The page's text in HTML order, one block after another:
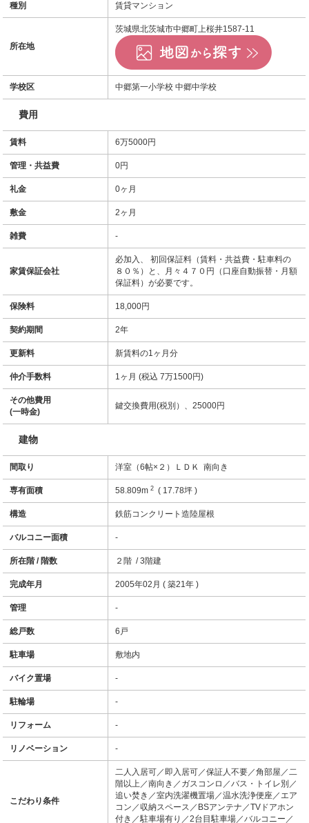
種別 賃貸マンション
所在地
茨城県北茨城市中郷町上桜井1587-11
学校区 中郷第一小学校 中郷中学校
費用
賃料 6万5000円
管理・共益費 0円
礼金 0ヶ月
敷金 2ヶ月
雑費 -
家賃保証会社
必加入、 初回保証料（賃料・共益費・駐車料の
８０％）と、月々４７０円（口座自動振替・月額
保証料）が必要です。
保険料 18,000円
契約期間 2年
更新料 新賃料の1ヶ月分
仲介手数料 1ヶ月 (税込 7万1500円)
その他費用
(一時金)
鍵交換費用(税別）、25000円
建物
間取り 洋室（6帖×２）ＬＤＫ 南向き
専有面積 58.809m2 ( 17.78坪 )
構造 鉄筋コンクリート造陸屋根
バルコニー面積 -
所在階 / 階数 ２階 / 3階建
完成年月 2005年02月 ( 築21年 )
管理 -
総戸数 6戸
駐車場 敷地内
バイク置場 -
駐輪場 -
リフォーム -
リノベーション -
こだわり条件
二人入居可／即入居可／保証人不要／角部屋／二
階以上／南向き／ガスコンロ／バス・トイレ別／
追い焚き／室内洗濯機置場／温水洗浄便座／エア
コン／収納スペース／BSアンテナ／TVドアホン
付き／駐車場有り／2台目駐車場／バルコニー／